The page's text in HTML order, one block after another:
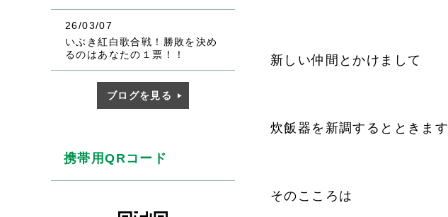
新しい仲間とかけまして
炊飯器を新調するとときます
そのこころは
26/03/07
いぶき紅白歌合戦！勝敗を決め
るのはあなたの１票！！
ブログを見る
携帯用QRコード